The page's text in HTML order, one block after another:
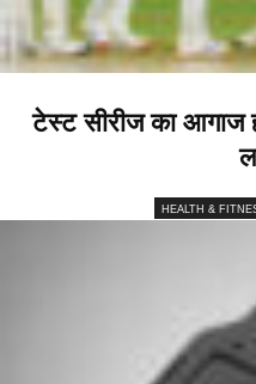
टेस्ट सीरीज का आगाज
HEALTH &